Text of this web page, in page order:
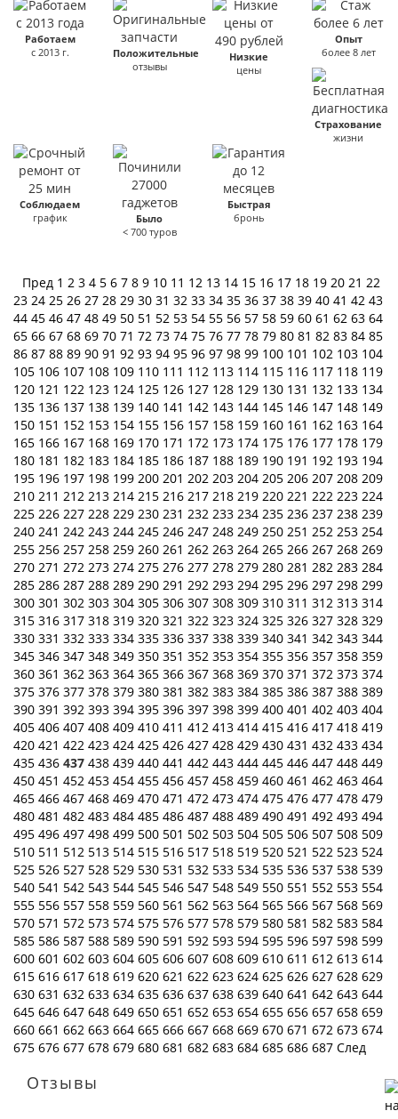
Работаем
с 2013 г.
Положительные
отзывы
Низкие
цены
Опыт
более 8 лет
Страхование
жизни
Соблюдаем
график
Было
< 700 туров
Быстрая
бронь
Пред 1 2 3 4 5 6 7 8 9 10 11 12 13 14 15 16 17 18 19 20 21 22
23 24 25 26 27 28 29 30 31 32 33 34 35 36 37 38 39 40 41 42 43
44 45 46 47 48 49 50 51 52 53 54 55 56 57 58 59 60 61 62 63 64
65 66 67 68 69 70 71 72 73 74 75 76 77 78 79 80 81 82 83 84 85
86 87 88 89 90 91 92 93 94 95 96 97 98 99 100 101 102 103 104
105 106 107 108 109 110 111 112 113 114 115 116 117 118 119
120 121 122 123 124 125 126 127 128 129 130 131 132 133 134
135 136 137 138 139 140 141 142 143 144 145 146 147 148 149
150 151 152 153 154 155 156 157 158 159 160 161 162 163 164
165 166 167 168 169 170 171 172 173 174 175 176 177 178 179
180 181 182 183 184 185 186 187 188 189 190 191 192 193 194
195 196 197 198 199 200 201 202 203 204 205 206 207 208 209
210 211 212 213 214 215 216 217 218 219 220 221 222 223 224
225 226 227 228 229 230 231 232 233 234 235 236 237 238 239
240 241 242 243 244 245 246 247 248 249 250 251 252 253 254
255 256 257 258 259 260 261 262 263 264 265 266 267 268 269
270 271 272 273 274 275 276 277 278 279 280 281 282 283 284
285 286 287 288 289 290 291 292 293 294 295 296 297 298 299
300 301 302 303 304 305 306 307 308 309 310 311 312 313 314
315 316 317 318 319 320 321 322 323 324 325 326 327 328 329
330 331 332 333 334 335 336 337 338 339 340 341 342 343 344
345 346 347 348 349 350 351 352 353 354 355 356 357 358 359
360 361 362 363 364 365 366 367 368 369 370 371 372 373 374
375 376 377 378 379 380 381 382 383 384 385 386 387 388 389
390 391 392 393 394 395 396 397 398 399 400 401 402 403 404
405 406 407 408 409 410 411 412 413 414 415 416 417 418 419
420 421 422 423 424 425 426 427 428 429 430 431 432 433 434
435 436 437 438 439 440 441 442 443 444 445 446 447 448 449
450 451 452 453 454 455 456 457 458 459 460 461 462 463 464
465 466 467 468 469 470 471 472 473 474 475 476 477 478 479
480 481 482 483 484 485 486 487 488 489 490 491 492 493 494
495 496 497 498 499 500 501 502 503 504 505 506 507 508 509
510 511 512 513 514 515 516 517 518 519 520 521 522 523 524
525 526 527 528 529 530 531 532 533 534 535 536 537 538 539
540 541 542 543 544 545 546 547 548 549 550 551 552 553 554
555 556 557 558 559 560 561 562 563 564 565 566 567 568 569
570 571 572 573 574 575 576 577 578 579 580 581 582 583 584
585 586 587 588 589 590 591 592 593 594 595 596 597 598 599
600 601 602 603 604 605 606 607 608 609 610 611 612 613 614
615 616 617 618 619 620 621 622 623 624 625 626 627 628 629
630 631 632 633 634 635 636 637 638 639 640 641 642 643 644
645 646 647 648 649 650 651 652 653 654 655 656 657 658 659
660 661 662 663 664 665 666 667 668 669 670 671 672 673 674
675 676 677 678 679 680 681 682 683 684 685 686 687 След
Отзывы